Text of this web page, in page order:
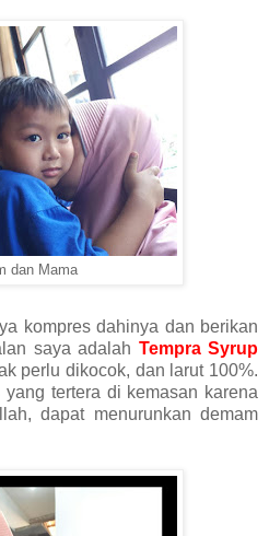
dan Mama
kompres dahinya dan berikan
saya adalah Tempra Syrup
perlu dikocok, dan larut 100%.
tertera di kemasan karena
dapat menurunkan demam